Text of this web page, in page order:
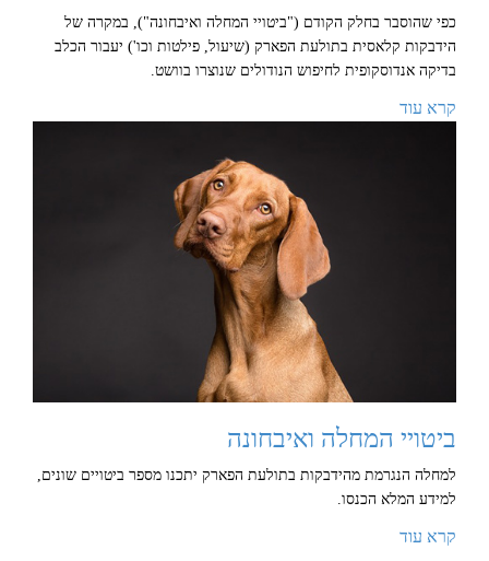
כפי שהוסבר בחלק הקודם ("ביטויי המחלה ואיבחונה"), במקרה של
הידבקות קלאסית בתולעת הפארק (שיעול, פילטות וכו') יעבור הכלב
בדיקה אנדוסקופית לחיפוש הנודולים שנוצרו בוושט.
קרא עוד
ביטויי המחלה ואיבחונה
למחלה הנגרמת מהידבקות בתולעת הפארק יתכנו מספר ביטויים שונים,
למידע המלא הכנסו.
קרא עוד